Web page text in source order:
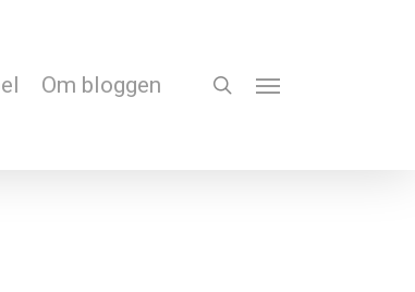
Om bloggen search
Menu